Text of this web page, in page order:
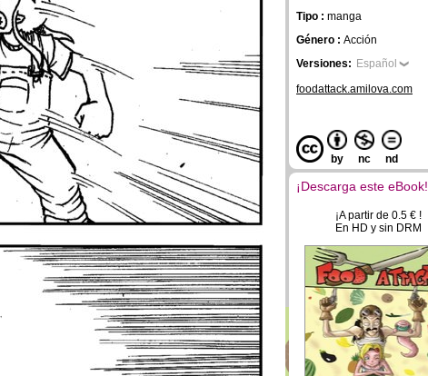
Tipo : manga
Género : Acción
Versiones: Español
foodattack.amilova.com
by nc nd
¡Descarga este eBook!
¡A partir de 0.5 € !
En HD y sin DRM